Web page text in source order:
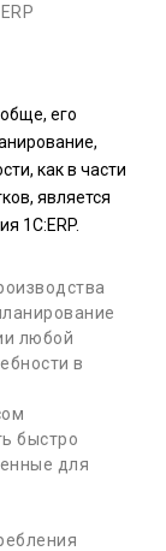
его
как в части
является
1С:ERP.
любой
в
быстро
для